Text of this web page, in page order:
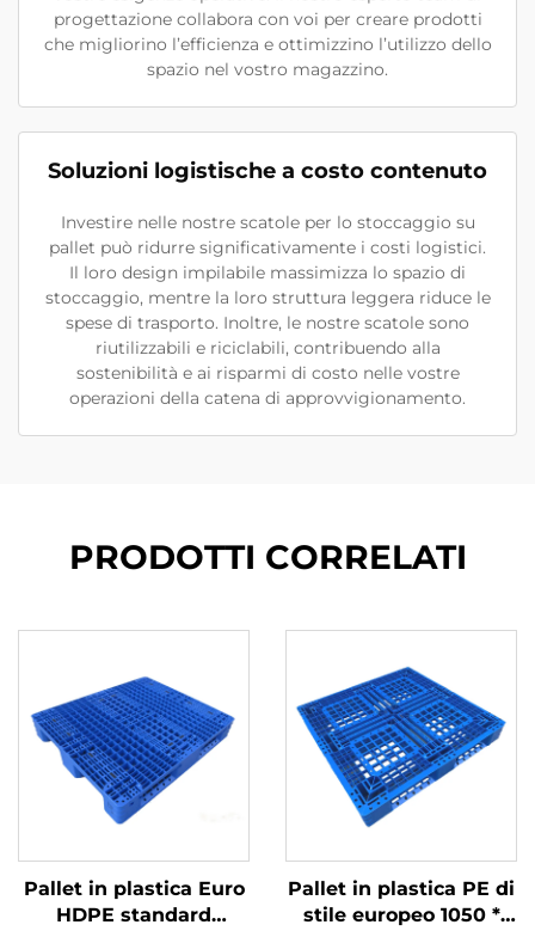
progettazione collabora con voi per creare prodotti
che migliorino l’efficienza e ottimizzino l’utilizzo dello
spazio nel vostro magazzino.
Soluzioni logistische a costo contenuto
Investire nelle nostre scatole per lo stoccaggio su
pallet può ridurre significativamente i costi logistici.
Il loro design impilabile massimizza lo spazio di
stoccaggio, mentre la loro struttura leggera riduce le
spese di trasporto. Inoltre, le nostre scatole sono
riutilizzabili e riciclabili, contribuendo alla
sostenibilità e ai risparmi di costo nelle vostre
operazioni della catena di approvvigionamento.
PRODOTTI CORRELATI
Pallet in plastica Euro
HDPE standard
Pallet in plastica PE di
stile europeo 1050 *